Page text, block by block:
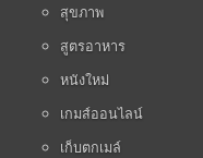
สุขภาพ
สูตรอาหาร
หนังใหม่
เกมส์ออนไลน์
เก็บตกเมล์